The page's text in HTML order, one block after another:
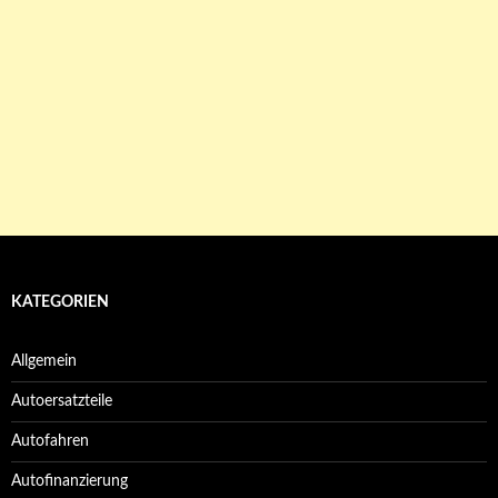
KATEGORIEN
Allgemein
Autoersatzteile
Autofahren
Autofinanzierung